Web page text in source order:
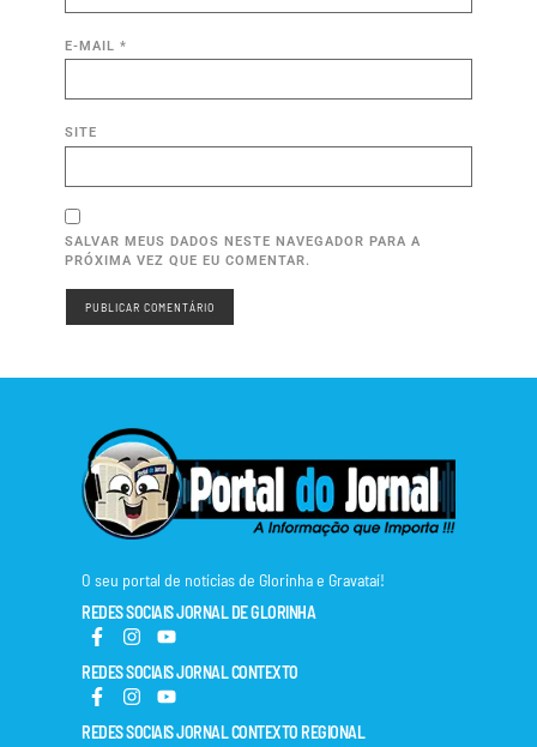
E-MAIL *
SITE
SALVAR MEUS DADOS NESTE NAVEGADOR PARA A
PRÓXIMA VEZ QUE EU COMENTAR.
O seu portal de notícias de Glorinha e Gravataí!
REDES SOCIAIS JORNAL DE GLORINHA
REDES SOCIAIS JORNAL CONTEXTO
REDES SOCIAIS JORNAL CONTEXTO REGIONAL